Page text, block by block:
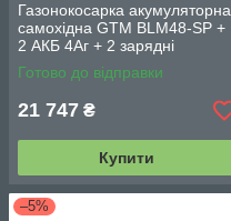
Газонокосарка акумуляторна
самохідна GTM BLM48-SP +
2 АКБ 4Аг + 2 зарядні
пристрої
Готово до відправки
21 747 ₴
Купити
–5%